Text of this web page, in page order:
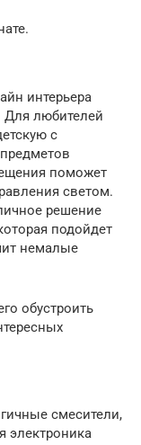
интерьера
любителей
с
поможет
светом.
решение
подойдет
немалые
обустроить
смесители,
электроника